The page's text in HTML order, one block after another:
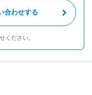
合わせする
ください。